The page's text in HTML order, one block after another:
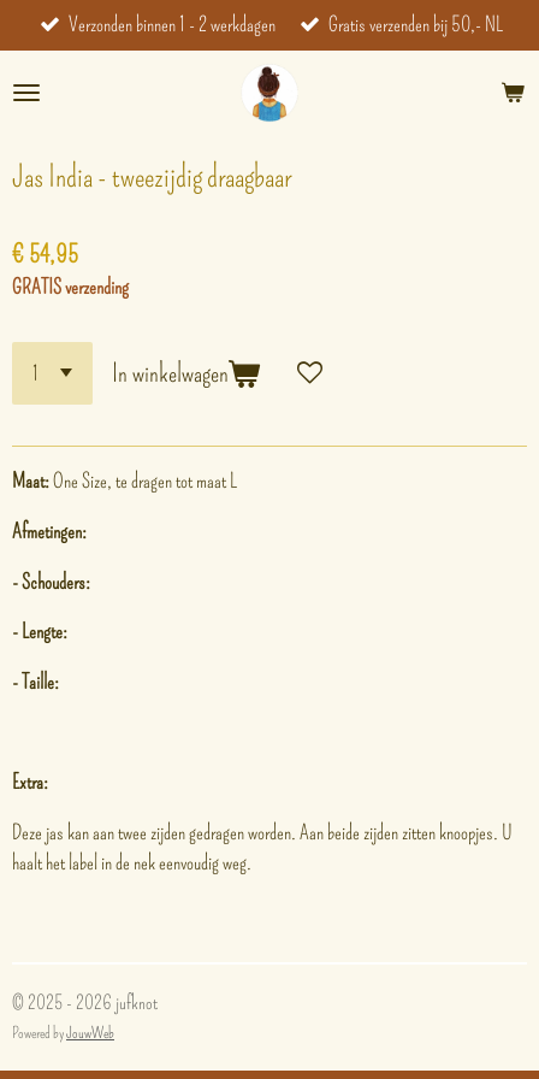
direct
naar
Verzonden binnen 1 - 2 werkdagen Gratis verzenden bij 50,- NL
Jas India - tweezijdig draagbaar
€ 54,95
GRATIS verzending
In winkelwagen
Maat:One Size, te dragen tot maat L
Afmetingen:
- Schouders:
- Lengte:
- Taille:
Extra:
Deze jas kan aan twee zijden gedragen worden. Aan beide zijden zitten knoopjes. U
haalt het label in de nek eenvoudig weg.
© 2025 - 2026 jufknot
Powered byJouwWeb